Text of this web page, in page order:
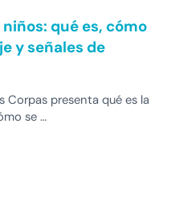
qué es, cómo
y señales de
Corpas presenta qué es la
se …